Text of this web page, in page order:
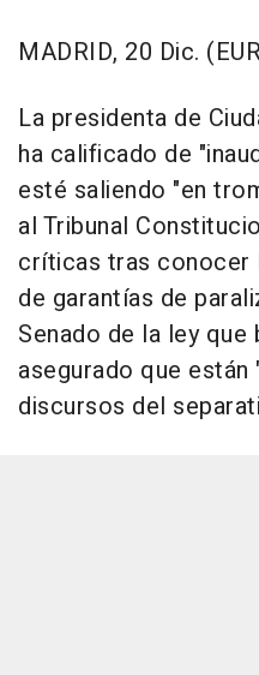
MADRID, 20 Dic.
La presidenta de
ha calificado de
esté saliendo "en
al Tribunal
críticas tras conocer
de garantías de
Senado de la ley
asegurado que
discursos del